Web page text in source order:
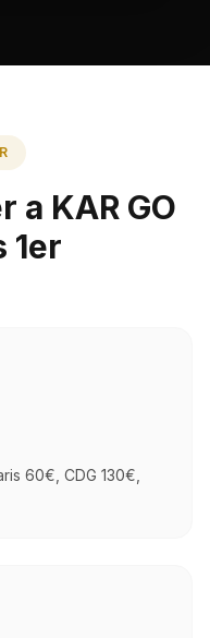
a KAR GO
1er
60€, CDG 130€,